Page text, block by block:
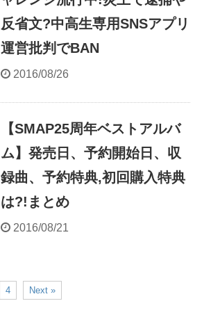
反省文?中高生専用SNSアプリ
運営批判でBAN
2016/08/26
【SMAP25周年ベストアルバ
ム】発売日、予約開始日、収
録曲、予約特典,初回購入特典
は?!まとめ
2016/08/21
4 Next »